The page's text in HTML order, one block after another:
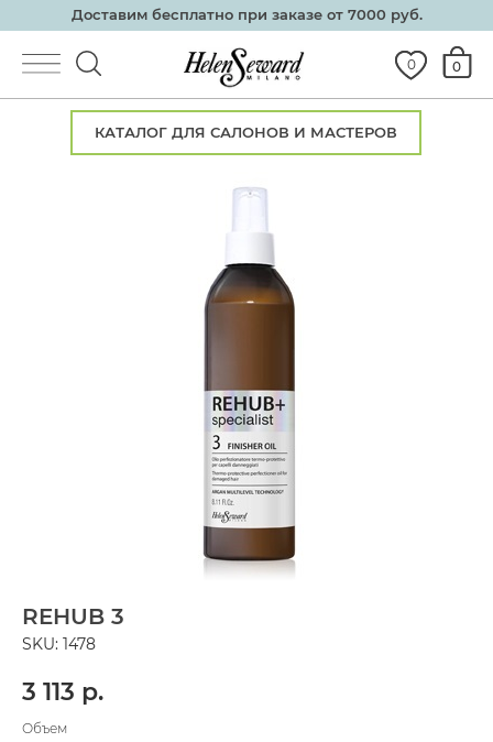
Доставим бесплатно при заказе от 7000 руб.
КАТАЛОГ ДЛЯ САЛОНОВ И МАСТЕРОВ
0
0
REHUB 3
SKU: 1478
3 113 р.
Объем